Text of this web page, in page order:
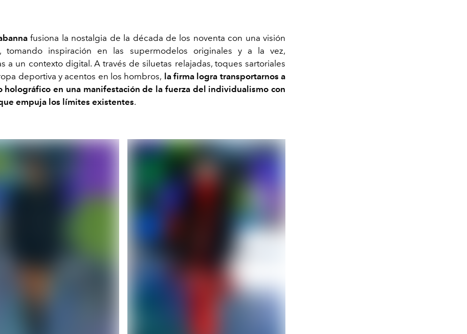
fusiona la nostalgia de la década de los noventa con una visión
tomando inspiración en las supermodelos originales y a la vez,
a un contexto digital. A través de siluetas relajadas, toques sartoriales
deportiva y acentos en los hombros, la firma logra transportarnos a
holográfico en una manifestación de la fuerza del individualismo con
empuja los límites existentes.